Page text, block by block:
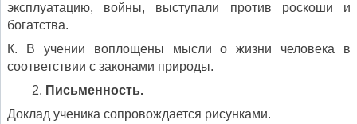
эксплуатацию, войны, выступали против роскоши и
богатства.
К. В учении воплощены мысли о жизни человека в
соответствии с законами природы.
Письменность.
Доклад ученика сопровождается рисунками.